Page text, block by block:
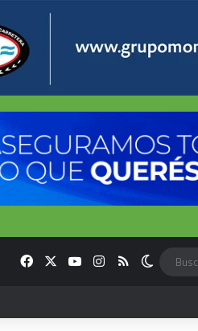
FacebookYouTubeInstagram
RSS Switch